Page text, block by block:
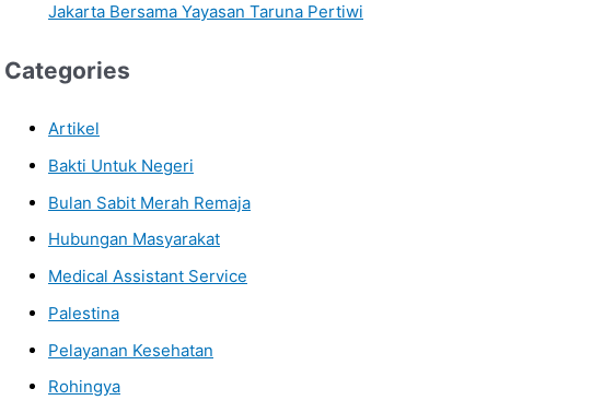
Jakarta Bersama Yayasan Taruna Pertiwi
Categories
Artikel
Bakti Untuk Negeri
Bulan Sabit Merah Remaja
Hubungan Masyarakat
Medical Assistant Service
Palestina
Pelayanan Kesehatan
Rohingya